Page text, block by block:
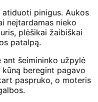
atiduoti pinigus. Aukos
neįtardamas nieko
plėšikai žaibiškai
patalpą.
ant šeimininko užpylė
beregint pagavo
paspruko, o moteris